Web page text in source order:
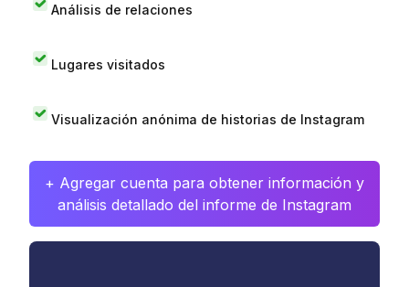
Análisis de relaciones
Lugares visitados
Visualización anónima de historias de Instagram
+ Agregar cuenta para obtener información y
análisis detallado del informe de Instagram